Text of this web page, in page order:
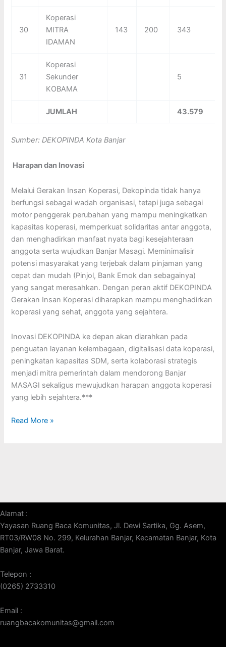
30
Koperasi
MITRA
IDAMAN
143 200 343
31
Koperasi
Sekunder
KOBAMA
5
JUMLAH 43.579
Sumber: DEKOPINDA Kota Banjar
Harapan dan Inovasi
Melalui Gerakan Insan Koperasi, Dekopinda tidak hanya
berfungsi sebagai wadah organisasi, tetapi juga sebagai
motor penggerak perubahan yang mampu meningkatkan
kapasitas koperasi, memperkuat solidaritas antar anggota,
dan menghadirkan manfaat nyata bagi kesejahteraan
anggota serta wujudkan Banjar Masagi. Meminimalisir
potensi masyarakat yang terjebak dalam pinjaman yang
cepat dan mudah (Pinjol, Bank Emok dan sebagainya)
yang sangat meresahkan. Dengan peran aktif DEKOPINDA
Gerakan Insan Koperasi diharapkan mampu menghadirkan
koperasi yang sehat, anggota yang sejahtera.
Inovasi DEKOPINDA ke depan akan diarahkan pada
penguatan layanan kelembagaan, digitalisasi data koperasi,
peningkatan kapasitas SDM, serta kolaborasi strategis
menjadi mitra pemerintah dalam mendorong Banjar
MASAGI sekaligus mewujudkan harapan anggota koperasi
yang lebih sejahtera.***
Read More »
Alamat :
Yayasan Ruang Baca Komunitas, Jl. Dewi Sartika, Gg. Asem,
RT03/RW08 No. 299, Kelurahan Banjar, Kecamatan Banjar, Kota
Banjar, Jawa Barat.
Telepon :
(0265) 2733310
Email :
ruangbacakomunitas@gmail.com